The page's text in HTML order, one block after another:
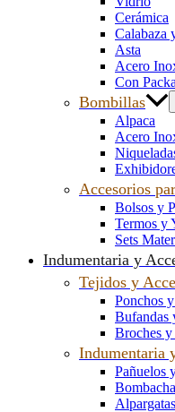
Cerámica
Calabaza
Asta
Acero
Con
Bombillas
Alpaca
Acero
Accesorios
Bolsos y
Termos y
Sets
Indumentaria y
Tejidos y
Ponchos
Bufandas
Broches y
Indumentaria
Pañuelos